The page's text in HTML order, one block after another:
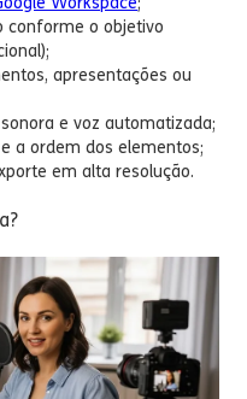
conforme o objetivo
apresentações ou
e voz automatizada;
a ordem dos elementos;
em alta resolução.